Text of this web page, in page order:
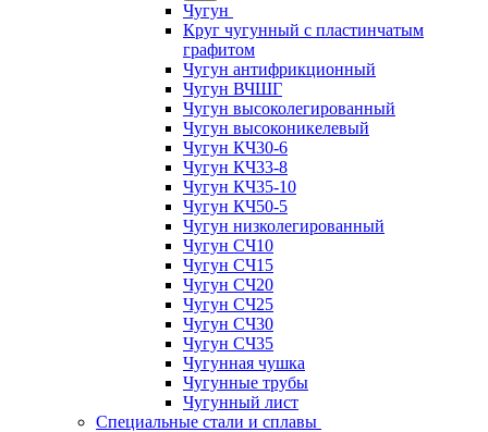
Чугун
Круг чугунный с пластинчатым
графитом
Чугун антифрикционный
Чугун ВЧШГ
Чугун высоколегированный
Чугун высоконикелевый
Чугун КЧ30-6
Чугун КЧ33-8
Чугун КЧ35-10
Чугун КЧ50-5
Чугун низколегированный
Чугун СЧ10
Чугун СЧ15
Чугун СЧ20
Чугун СЧ25
Чугун СЧ30
Чугун СЧ35
Чугунная чушка
Чугунные трубы
Чугунный лист
Специальные стали и сплавы